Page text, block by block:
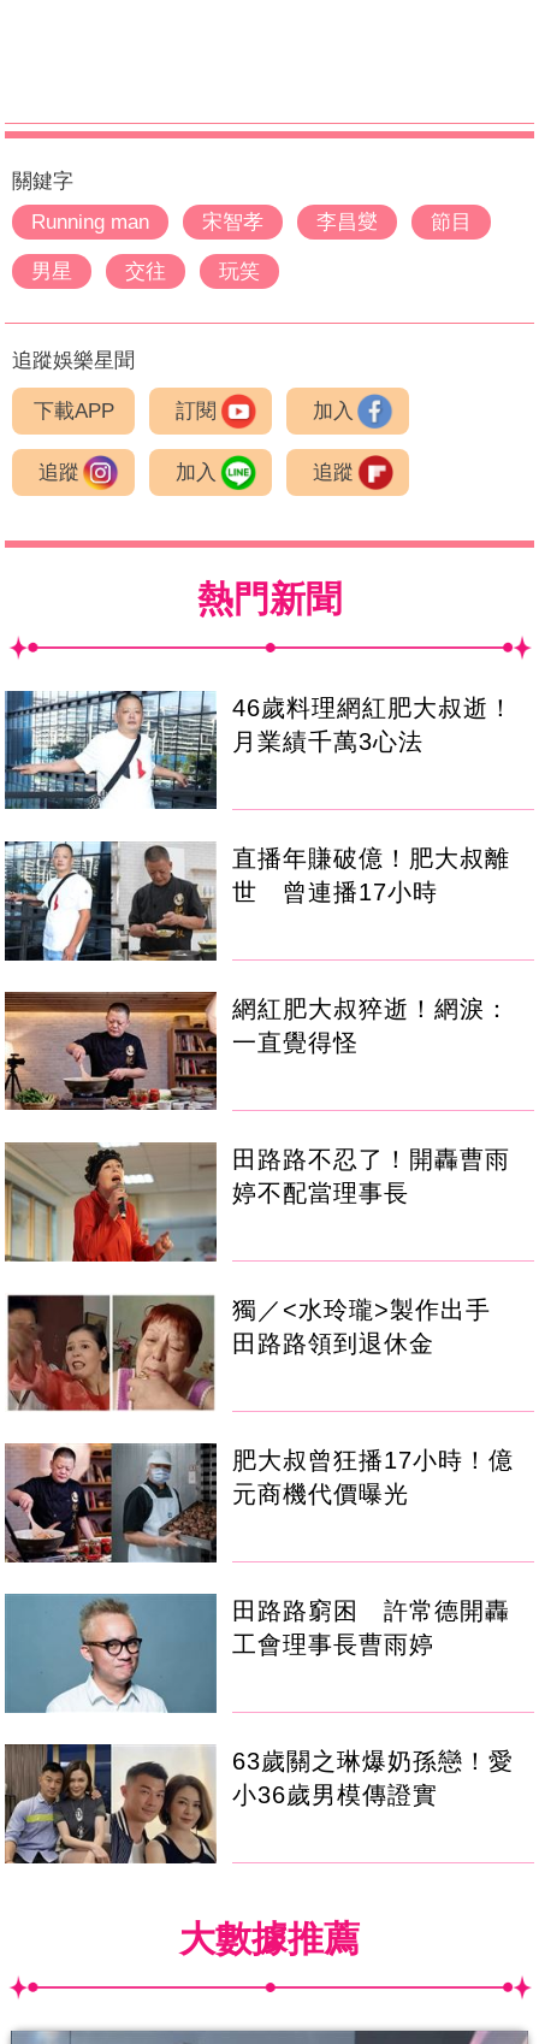
關鍵字
Running man
宋智孝 李昌燮 節目
男星 交往 玩笑
追蹤娛樂星聞
下載APP 訂閱 加入
追蹤 加入 追蹤
熱門新聞
46歲料理網紅肥大叔逝！
月業績千萬3心法
直播年賺破億！肥大叔離
世 曾連播17小時
網紅肥大叔猝逝！網淚：
一直覺得怪
田路路不忍了！開轟曹雨
婷不配當理事長
獨／<水玲瓏>製作出手
田路路領到退休金
肥大叔曾狂播17小時！億
元商機代價曝光
田路路窮困 許常德開轟
工會理事長曹雨婷
63歲關之琳爆奶孫戀！愛
小36歲男模傳證實
大數據推薦